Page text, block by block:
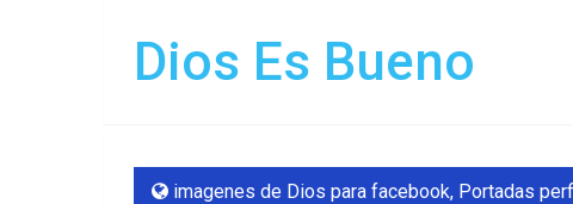
Dios Es Bueno
imagenes de Dios para facebook, Portadas